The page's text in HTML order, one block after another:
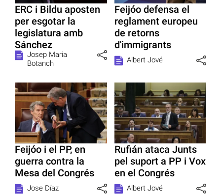
ERC i Bildu aposten
per esgotar la
legislatura amb
Sánchez
Josep Maria
Botanch
Feijóo defensa el
reglament europeu
de retorns
d'immigrants
Albert Jové
Feijóo i el PP, en
guerra contra la
Mesa del Congrés
Jose Díaz
Rufián ataca Junts
pel suport a PP i Vox
en el Congrés
Albert Jové